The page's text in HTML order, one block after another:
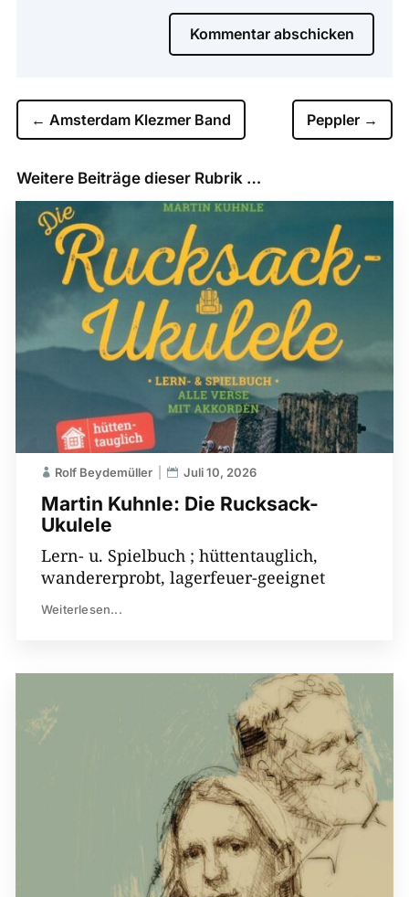
Kommentar abschicken
← Amsterdam Klezmer Band Peppler →
Weitere Beiträge dieser Rubrik …
Martin Kuhnle: Die Rucksack-
Ukulele
Rolf Beydemüller Juli 10, 2026
Lern- u. Spielbuch ; hüttentauglich,
wandererprobt, lagerfeuer-geeignet
Weiterlesen...